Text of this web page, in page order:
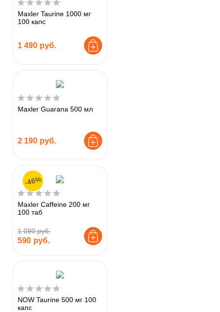
Maxler Taurine 1000 мг
100 капс
1 490 руб.
Maxler Guarana 500 мл
2 190 руб.
Maxler Caffeine 200 мг
100 таб
1 090 руб.
590 руб.
-46%
NOW Taurine 500 мг 100
капс